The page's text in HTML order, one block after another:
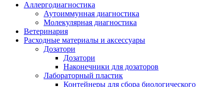
Аллергодиагностика
Аутоиммунная диагностика
Молекулярная диагностика
Ветеринария
Расходные материалы и аксессуары
Дозатори
Дозатори
Наконечники для дозаторов
Лабораторный пластик
Контейнеры для сбора биологического